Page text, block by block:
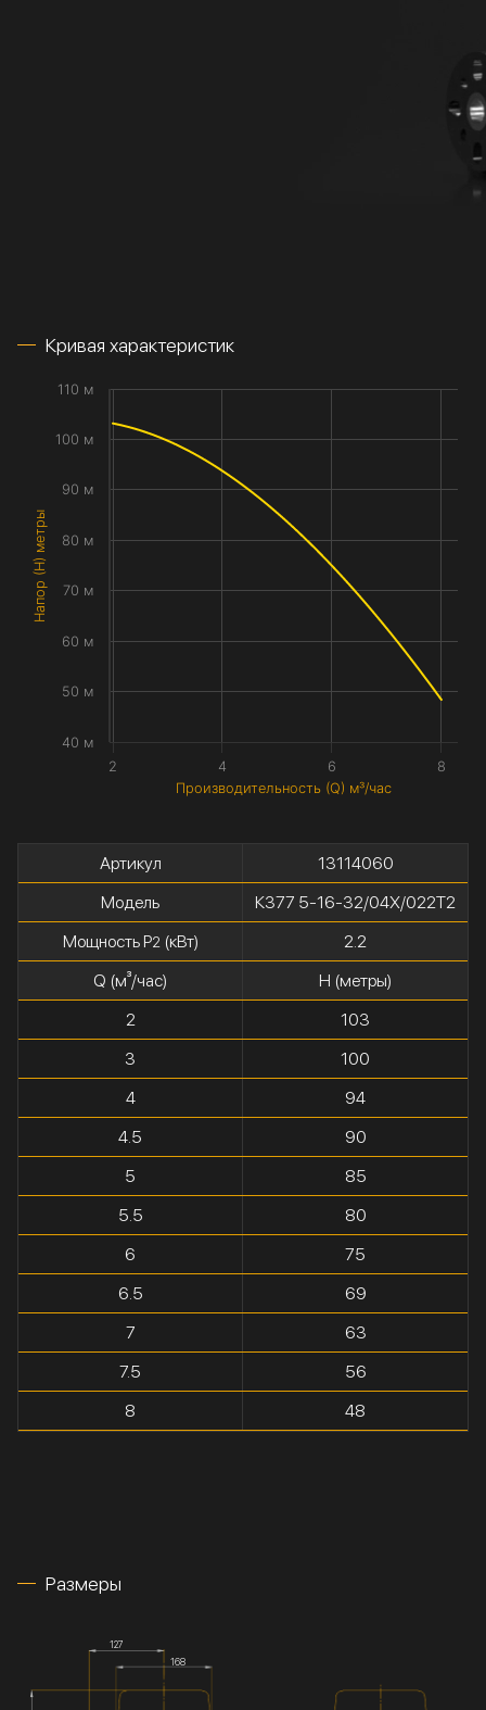
Кривая характеристик
Производительность (Q) м³/час
Напор (H) метры
2 4 6 8
40 м
50 м
60 м
70 м
80 м
90 м
100 м
110 м
Артикул
13114060
Модель
К377 5-16-32/04Х/022Т2
Мощность P2(кВт)
2.2
Q (м³/час)
H (метры)
2
103
3
100
4
94
4.5
90
5
85
5.5
80
6
75
6.5
69
7
63
7.5
56
8
48
Размеры
127
168